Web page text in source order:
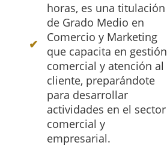
horas, es una titulación
de Grado Medio en
Comercio y Marketing
que capacita en gestión
comercial y atención al
cliente, preparándote
para desarrollar
actividades en el sector
comercial y
empresarial.